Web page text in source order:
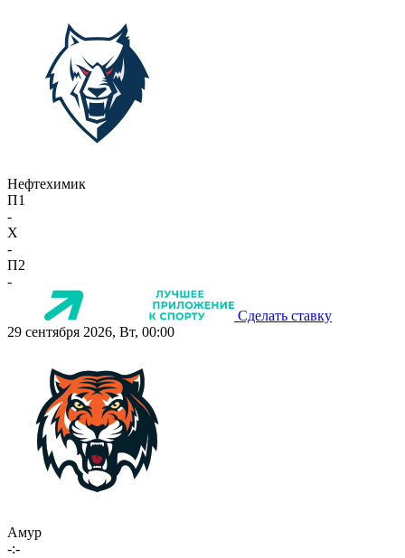
Нефтехимик
П1
-
X
-
П2
-
Сделать ставку
29 сентября 2026, Вт, 00:00
Амур
-:-